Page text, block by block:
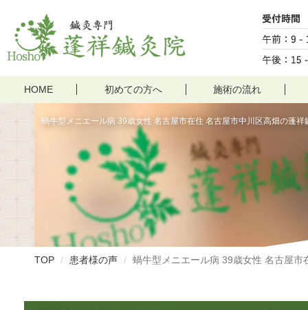
蝸牛型メニエール病 39歳女性 名古屋市在住 名古屋市中川区高畑の蓬祥
HOME 初めての方へ 施術の流れ
TOP 患者様の声 蝸牛型メニエール病 39歳女性 名古屋市